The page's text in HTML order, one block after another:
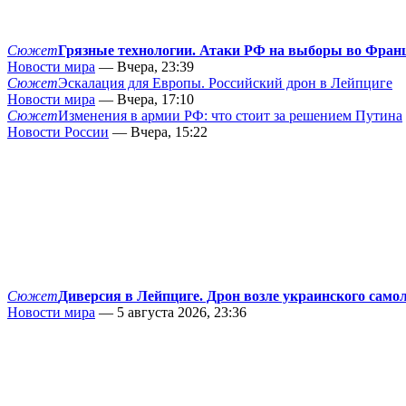
СюжетГрязные технологии. Атаки РФ на выборы во
Новости мира — Вчера, 23:39
СюжетЭскалация для Европы. Российский дрон в Лейпциге
Новости мира — Вчера, 17:10
СюжетИзменения в армии РФ: что стоит за решением Путина
Новости России — Вчера, 15:22
СюжетДиверсия в Лейпциге. Дрон возле украинского
Новости мира — 5 августа 2026, 23:36